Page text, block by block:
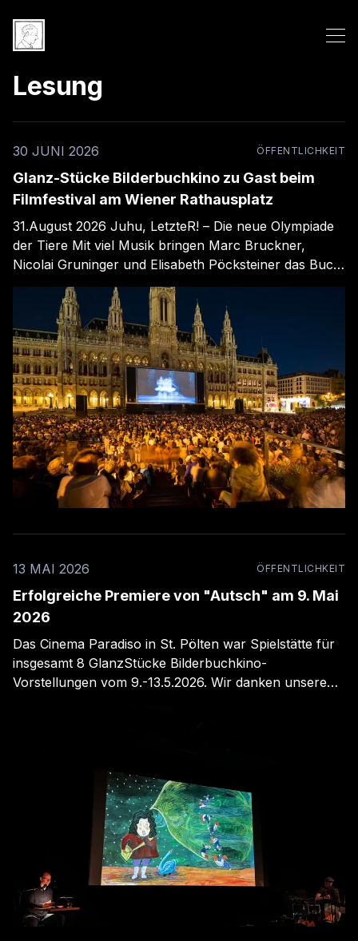
Lesung
30 JUNI 2026 ÖFFENTLICHKEIT
Glanz-Stücke Bilderbuchkino zu Gast beim
Filmfestival am Wiener Rathausplatz
31.August 2026 Juhu, LetzteR! – Die neue Olympiade
der Tiere Mit viel Musik bringen Marc Bruckner,
Nicolai Gruninger und Elisabeth Pöcksteiner das Buch
„Juhu, LetzeR! – Die neue Olympiade der Tiere“
stimmungsvoll auf die Bühne. Das Publikum erwartet
eine lebendige Mischung aus Humor, Rhythmus und
tierischen Abenteuern. Link zum Veranstalter
13 MAI 2026 ÖFFENTLICHKEIT
Erfolgreiche Premiere von "Autsch" am 9. Mai
2026
Das Cinema Paradiso in St. Pölten war Spielstätte für
insgesamt 8 GlanzStücke Bilderbuchkino-
Vorstellungen vom 9.-13.5.2026. Wir danken unserem